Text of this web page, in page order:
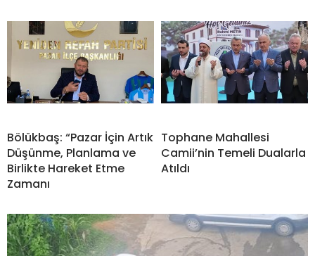
Bölükbaş: “Pazar İçin Artık
Düşünme, Planlama ve
Birlikte Hareket Etme
Zamanı
Tophane Mahallesi
Camii’nin Temeli Dualarla
Atıldı